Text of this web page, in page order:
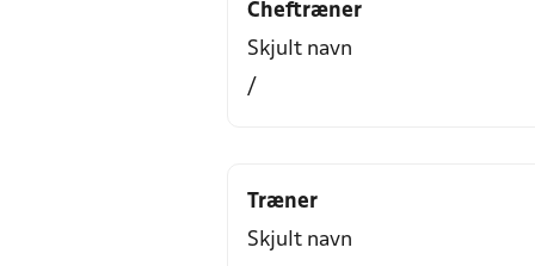
Cheftræner
Skjult navn
/
Træner
Skjult navn